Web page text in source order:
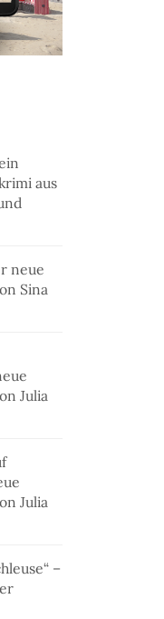
aus
neue
Sina
Julia
Julia
–